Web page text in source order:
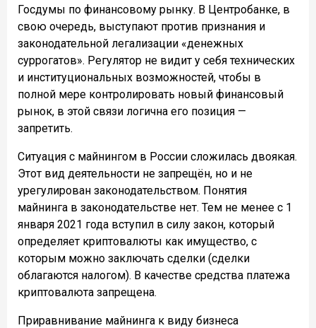
Госдумы по финансовому рынку. В Центробанке, в
свою очередь, выступают против признания и
законодательной легализации «денежных
суррогатов». Регулятор не видит у себя технических
и институциональных возможностей, чтобы в
полной мере контролировать новый финансовый
рынок, в этой связи логична его позиция —
запретить.
Ситуация с майнингом в России сложилась двоякая.
Этот вид деятельности не запрещён, но и не
урегулирован законодательством. Понятия
майнинга в законодательстве нет. Тем не менее с 1
января 2021 года вступил в силу закон, который
определяет криптовалюты как имущество, с
которым можно заключать сделки (сделки
облагаются налогом). В качестве средства платежа
криптовалюта запрещена.
Приравнивание майнинга к виду бизнеса